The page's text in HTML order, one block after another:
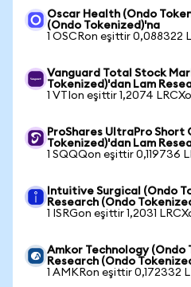
Oscar Health (Ondo
(Ondo Tokenized)'na
1 OSCRon eşittir 0,088322
Vanguard Total Stock
Tokenized)'dan Lam
1 VTIon eşittir 1,2074
ProShares UltraPro Short
Tokenized)'dan Lam
1 SQQQon eşittir 0,119736
Intuitive Surgical (Ondo
Research (Ondo
1 ISRGon eşittir 1,2031
Amkor Technology (Ondo
Research (Ondo
1 AMKRon eşittir 0,172332